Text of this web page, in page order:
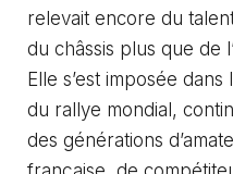
relevait encore du
du châssis plus que de
Elle s’est imposée
du rallye mondial,
des générations